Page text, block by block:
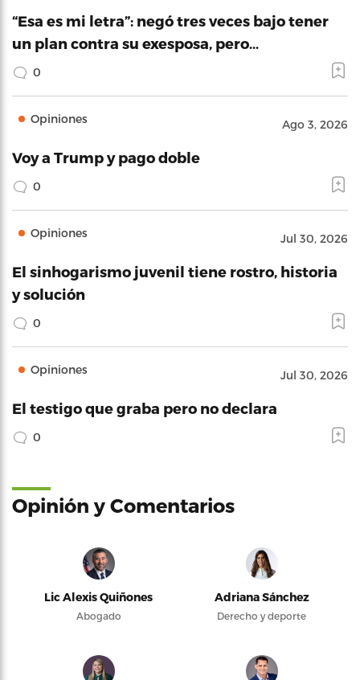
“Esa es mi letra”: negó tres veces bajo tener
un plan contra su exesposa, pero…
0
Opiniones Ago 3, 2026
Voy a Trump y pago doble
0
Opiniones Jul 30, 2026
El sinhogarismo juvenil tiene rostro, historia
y solución
0
Opiniones Jul 30, 2026
El testigo que graba pero no declara
0
Opinión y Comentarios
Lic Alexis Quiñones
Abogado
Adriana Sánchez
Derecho y deporte